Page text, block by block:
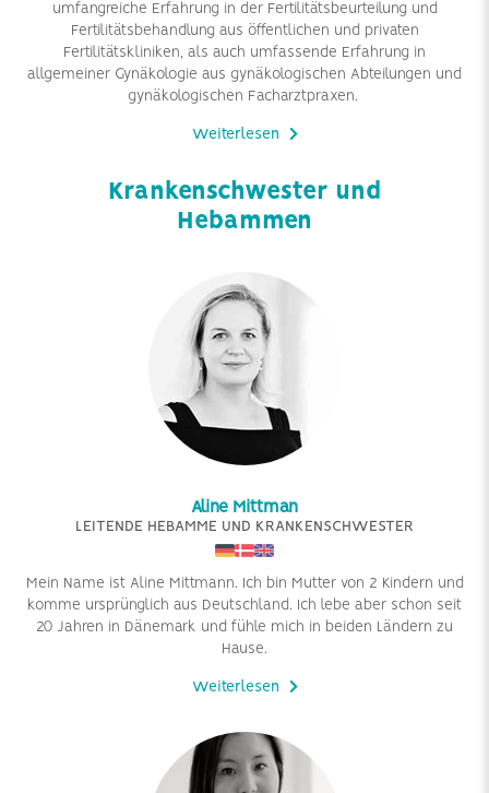
umfangreiche Erfahrung in der Fertilitätsbeurteilung und
Fertilitätsbehandlung aus öffentlichen und privaten
Fertilitätskliniken, als auch umfassende Erfahrung in
allgemeiner Gynäkologie aus gynäkologischen Abteilungen und
gynäkologischen Facharztpraxen.
Weiterlesen
Krankenschwester und
Hebammen
Aline Mittman
LEITENDE HEBAMME UND KRANKENSCHWESTER
Mein Name ist Aline Mittmann. Ich bin Mutter von 2 Kindern und
komme ursprünglich aus Deutschland. Ich lebe aber schon seit
20 Jahren in Dänemark und fühle mich in beiden Ländern zu
Hause.
Weiterlesen